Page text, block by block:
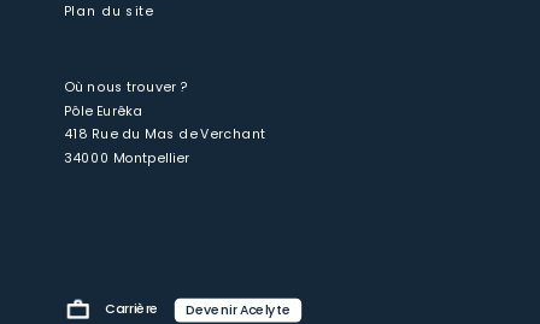
Plan du site
Où nous trouver ?
Pôle Eurêka
418 Rue du Mas de Verchant
34000 Montpellier
Carrière
Devenir Acelyte